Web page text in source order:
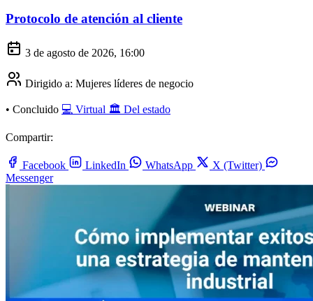
Protocolo de atención al cliente
3 de agosto de 2026, 16:00
Dirigido a: Mujeres líderes de negocio
• Concluido 💻 Virtual 🏛️ Del estado
Compartir:
Facebook LinkedIn WhatsApp
X (Twitter)
Messenger